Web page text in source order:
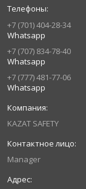
+7 (701) 404-28-34
Whatsapp
+7 (707) 834-78-40
Whatsapp
+7 (777) 481-77-06
Whatsapp
KAZAT SAFETY
Manager